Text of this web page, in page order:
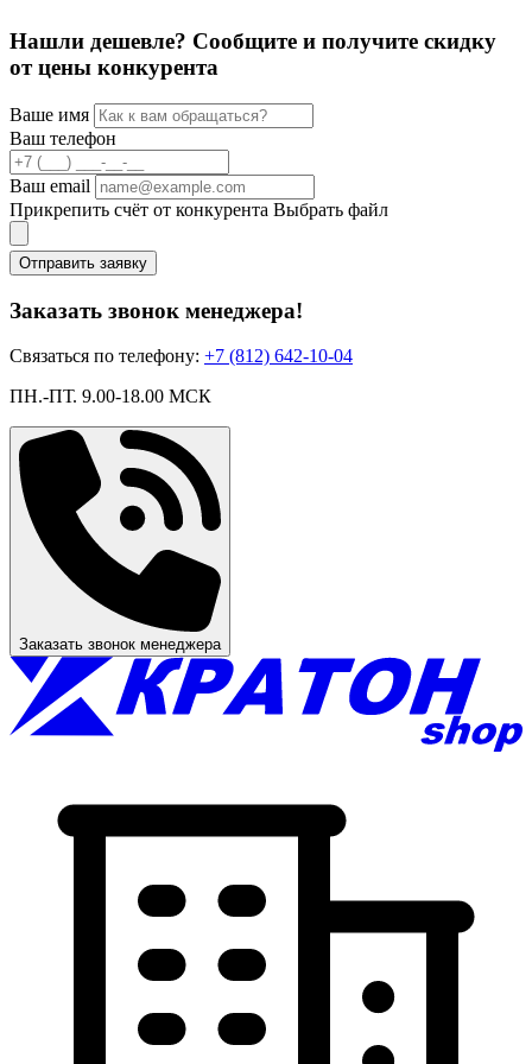
Нашли дешевле? Сообщите и получите скидку
от цены конкурента
Ваше имя
Ваш телефон
Ваш email
Прикрепить счёт от конкурента Выбрать файл
Отправить заявку
Заказать звонок менеджера!
Связаться по телефону: +7 (812) 642-10-04
ПН.-ПТ. 9.00-18.00 МСК
Заказать звонок менеджера